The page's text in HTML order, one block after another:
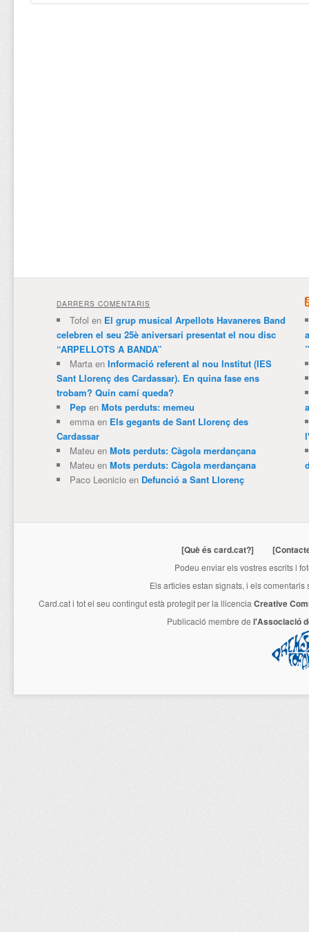
DARRERS COMENTARIS
Tofol en El grup musical Arpellots Havaneres Band
celebren el seu 25è aniversari presentat el nou disc
“ARPELLOTS A BANDA”
Martaen Informació referent al nou Institut (IES
Sant Llorenç des Cardassar). En quina fase ens
trobam? Quin camí queda?
Pepen Mots perduts: memeu
emmaen Els gegants de Sant Llorenç des
Cardassar
Mateuen Mots perduts: Càgola merdançana
Mateuen Mots perduts: Càgola merdançana
Paco Leonicioen Defunció a Sant Llorenç
”
[Què és card.cat?]
Podeu enviar els vostres escrits i
Els articles estan signats, i els
Card.cati tot el seu contingut està protegit per la llicencia Creative
Publicació membre de l'Associació